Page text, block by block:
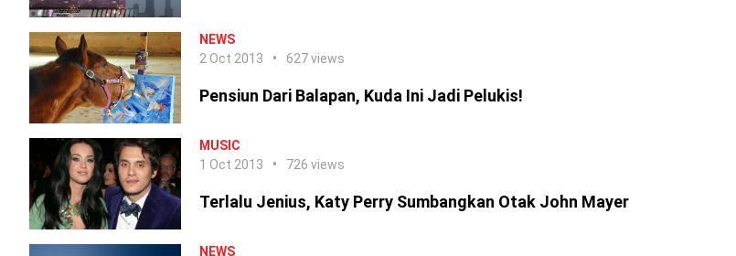
NEWS
2 Oct 2013
627 views
Pensiun Dari Balapan, Kuda Ini Jadi Pelukis!
MUSIC
1 Oct 2013
726 views
Terlalu Jenius, Katy Perry Sumbangkan Otak John Mayer
NEWS